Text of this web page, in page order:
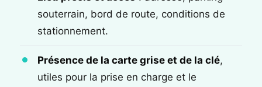
souterrain, bord de route, conditions de
stationnement.
Présence de la carte grise et de la clé,
utiles pour la prise en charge et le